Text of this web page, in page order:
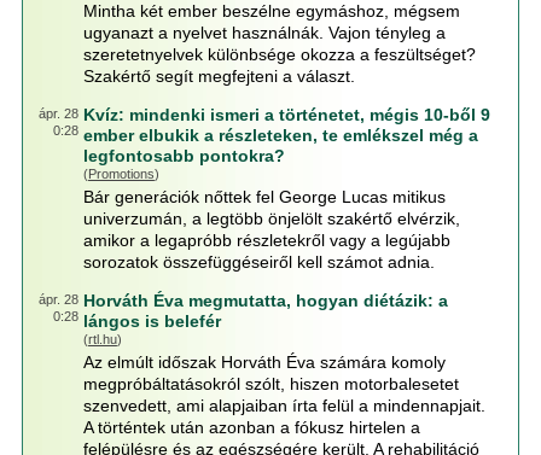
Mintha két ember beszélne egymáshoz, mégsem
ugyanazt a nyelvet használnák. Vajon tényleg a
szeretetnyelvek különbsége okozza a feszültséget?
Szakértő segít megfejteni a választ.
ápr. 28
0:28
Kvíz: mindenki ismeri a történetet, mégis 10-ből 9
ember elbukik a részleteken, te emlékszel még a
legfontosabb pontokra?
(Promotions)
Bár generációk nőttek fel George Lucas mitikus
univerzumán, a legtöbb önjelölt szakértő elvérzik,
amikor a legapróbb részletekről vagy a legújabb
sorozatok összefüggéseiről kell számot adnia.
ápr. 28
0:28
Horváth Éva megmutatta, hogyan diétázik: a
lángos is belefér
(rtl.hu)
Az elmúlt időszak Horváth Éva számára komoly
megpróbáltatásokról szólt, hiszen motorbalesetet
szenvedett, ami alapjaiban írta felül a mindennapjait.
A történtek után azonban a fókusz hirtelen a
felépülésre és az egészségére került. A rehabilitáció